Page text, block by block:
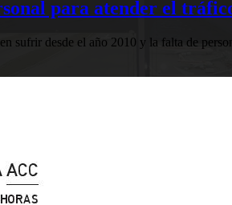
para atender el
sufrir desde el año 2010 y la falta de